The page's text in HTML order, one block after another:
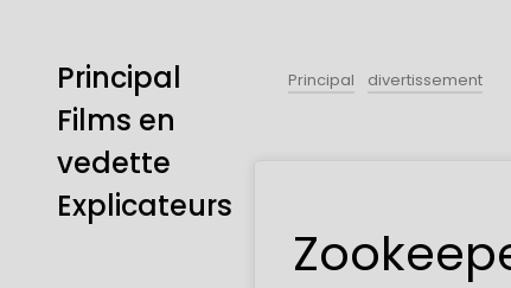
Principal
Films en
vedette
Explicateurs
Principal divertissement